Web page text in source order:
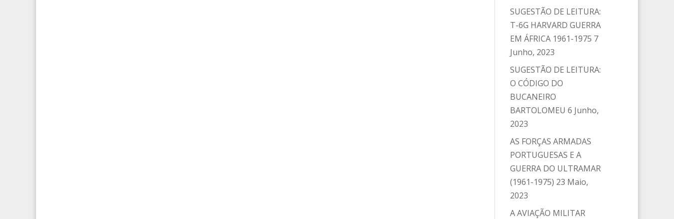
SUGESTÃO DE LEITURA:
T-6G HARVARD GUERRA
EM ÁFRICA 1961-1975 7
Junho, 2023
SUGESTÃO DE LEITURA:
O CÓDIGO DO
BUCANEIRO
BARTOLOMEU 6 Junho,
2023
AS FORÇAS ARMADAS
PORTUGUESAS E A
GUERRA DO ULTRAMAR
(1961-1975) 23 Maio,
2023
A AVIAÇÃO MILITAR